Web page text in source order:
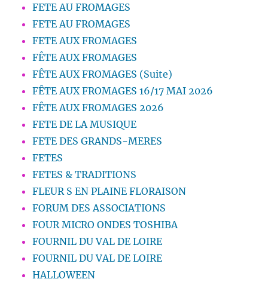
FETE AU FROMAGES
FETE AU FROMAGES
FETE AUX FROMAGES
FÊTE AUX FROMAGES
FÊTE AUX FROMAGES (Suite)
FÊTE AUX FROMAGES 16/17 MAI 2026
FÊTE AUX FROMAGES 2026
FETE DE LA MUSIQUE
FETE DES GRANDS-MERES
FETES
FETES & TRADITIONS
FLEUR S EN PLAINE FLORAISON
FORUM DES ASSOCIATIONS
FOUR MICRO ONDES TOSHIBA
FOURNIL DU VAL DE LOIRE
FOURNIL DU VAL DE LOIRE
HALLOWEEN